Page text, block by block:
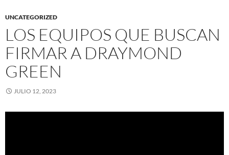
UNCATEGORIZED
LOS EQUIPOS QUE BUSCAN
FIRMAR A DRAYMOND
GREEN
JULIO 12, 2023